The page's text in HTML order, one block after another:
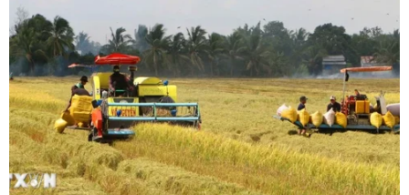
15/12/2020 09:21
Trong Chương trình “Science in 5 - Khoa học trong 5
phút,” Bác sỹ Katherine O’Brien, chuyên gia của Tổ chức
Y tế Thế giới giải thích về toàn bộ các giai đoạn thử
nghiệm vắcxin COVID-19.